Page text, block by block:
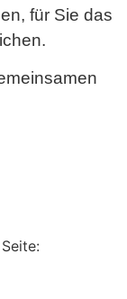
für Sie das